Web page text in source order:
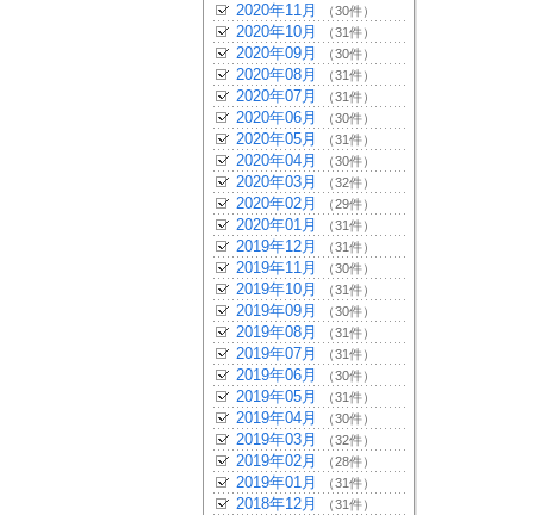
2020年11月 （30件）
2020年10月 （31件）
2020年09月 （30件）
2020年08月 （31件）
2020年07月 （31件）
2020年06月 （30件）
2020年05月 （31件）
2020年04月 （30件）
2020年03月 （32件）
2020年02月 （29件）
2020年01月 （31件）
2019年12月 （31件）
2019年11月 （30件）
2019年10月 （31件）
2019年09月 （30件）
2019年08月 （31件）
2019年07月 （31件）
2019年06月 （30件）
2019年05月 （31件）
2019年04月 （30件）
2019年03月 （32件）
2019年02月 （28件）
2019年01月 （31件）
2018年12月 （31件）